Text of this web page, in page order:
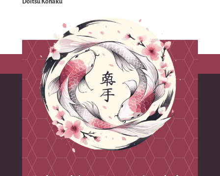
Doitsu Kohaku
1 2 →